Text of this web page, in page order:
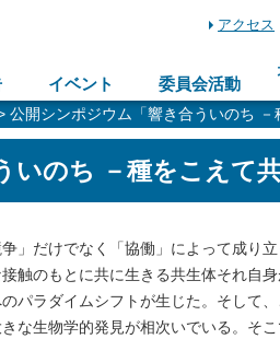
アクセス
イベント 委員会活動
公開シンポジウム「響き合ういのち
いのち －種をこえて
」だけでなく「協働」によって成り
触のもとに共に生きる共生体それ自
パラダイムシフトが生じた。そして
な生物学的発見が相次いでいる。そ